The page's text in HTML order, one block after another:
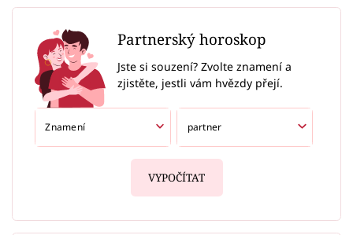
Partnerský horoskop
Jste si souzení? Zvolte znamení a
zjistěte, jestli vám hvězdy přejí.
VYPOČÍTAT